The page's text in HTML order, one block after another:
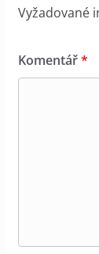
Vyžadované
Komentář*